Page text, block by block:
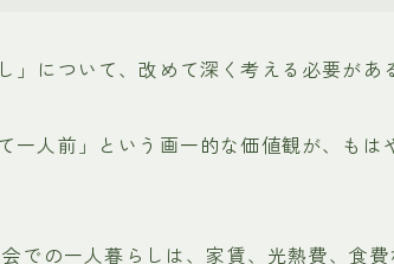
」について、改めて深く考える必要があ
一人前」という画一的な価値観が、もは
での一人暮らしは、家賃、光熱費、食